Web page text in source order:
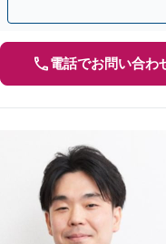
電話でお問い合わ